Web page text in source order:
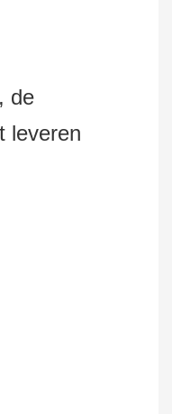
de
leveren